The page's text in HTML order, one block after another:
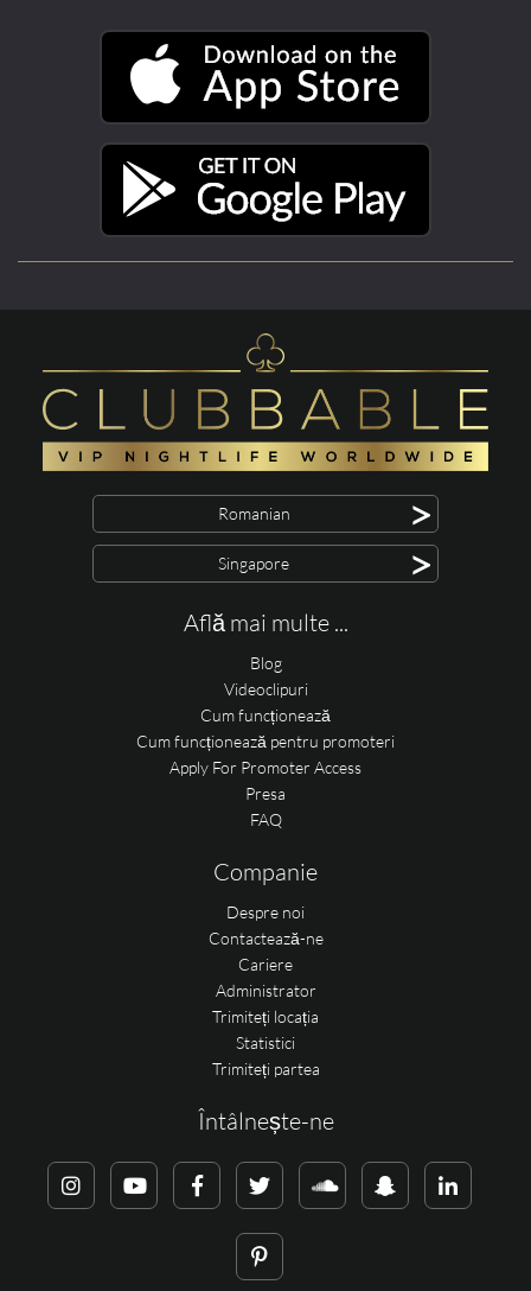
Romanian >
Singapore >
Află mai multe ...
Blog
Videoclipuri
Cum funcționează
Cum funcționează pentru promoteri
Apply For Promoter Access
Presa
FAQ
Companie
Despre noi
Contactează-ne
Cariere
Administrator
Trimiteți locația
Statistici
Trimiteți partea
Întâlnește-ne